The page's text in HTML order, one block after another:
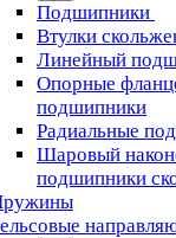
Подшипники
Втулки
Линейный
Опорные
подшипники
Радиальные
Шаровый
подшипники